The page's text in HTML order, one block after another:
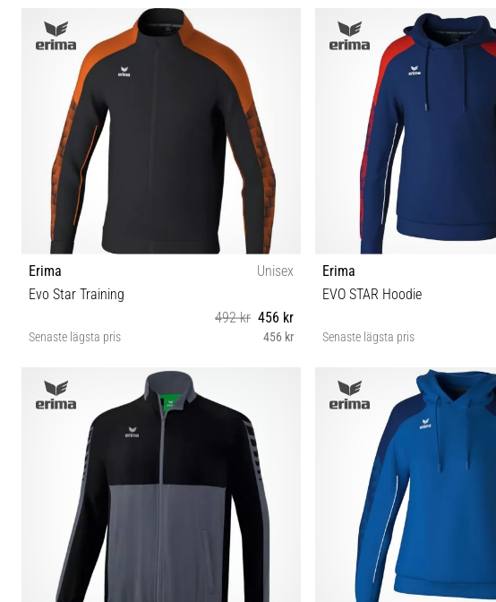
XL 3XL S
Erima
Unisex
Evo Star Training
492 kr 456 kr
Senaste lägsta pris 456 kr
3XL 4XL 164 S L XL 128
Erima
EVO STAR Hoodie
Senaste lägsta pris
S M L XXL 140 152